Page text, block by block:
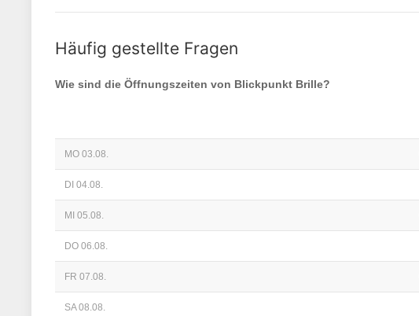
Häufig gestellte Fragen
Wie sind die Öffnungszeiten von Blickpunkt Brille?
MO 03.08.
DI 04.08.
MI 05.08.
DO 06.08.
FR 07.08.
SA 08.08.